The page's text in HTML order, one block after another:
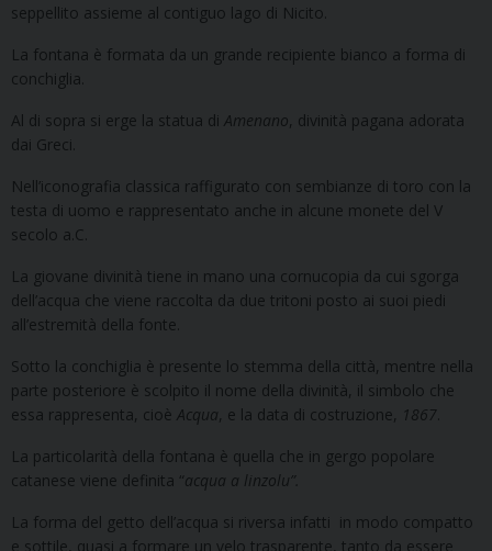
seppellito assieme al contiguo lago di Nicito.
La fontana è formata da un grande recipiente bianco a forma di
conchiglia.
Al di sopra si erge la statua di Amenano, divinità pagana adorata
dai Greci.
Nell’iconografia classica raffigurato con sembianze di toro con la
testa di uomo e rappresentato anche in alcune monete del V
secolo a.C.
La giovane divinità tiene in mano una cornucopia da cui sgorga
dell’acqua che viene raccolta da due tritoni posto ai suoi piedi
all’estremità della fonte.
Sotto la conchiglia è presente lo stemma della città, mentre nella
parte posteriore è scolpito il nome della divinità, il simbolo che
essa rappresenta, cioè Acqua, e la data di costruzione, 1867.
La particolarità della fontana è quella che in gergo popolare
catanese viene definita “acqua a linzolu”.
La forma del getto dell’acqua si riversa infatti in modo compatto
e sottile, quasi a formare un velo trasparente, tanto da essere